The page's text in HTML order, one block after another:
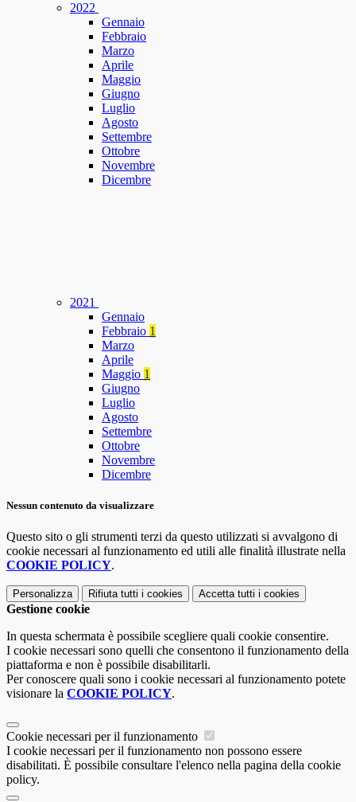
2022
Gennaio
Febbraio
Marzo
Aprile
Maggio
Giugno
Luglio
Agosto
Settembre
Ottobre
Novembre
Dicembre
2021
Gennaio
Febbraio 1
Marzo
Aprile
Maggio 1
Giugno
Luglio
Agosto
Settembre
Ottobre
Novembre
Dicembre
Nessun contenuto da visualizzare
Questo sito o gli strumenti terzi da questo utilizzati si avvalgono di
cookie necessari al funzionamento ed utili alle finalità illustrate nella
COOKIE POLICY.
Personalizza Rifiuta tutti i cookies Accetta tutti i cookies
Gestione cookie
In questa schermata è possibile scegliere quali cookie consentire.
I cookie necessari sono quelli che consentono il funzionamento della
piattaforma e non è possibile disabilitarli.
Per conoscere quali sono i cookie necessari al funzionamento potete
visionare la COOKIE POLICY.
Cookie necessari per il funzionamento
I cookie necessari per il funzionamento non possono essere
disabilitati. È possibile consultare l'elenco nella pagina della cookie
policy.